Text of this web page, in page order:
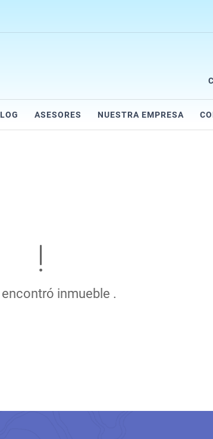
ASESORES NUESTRA EMPRESA
inmueble .